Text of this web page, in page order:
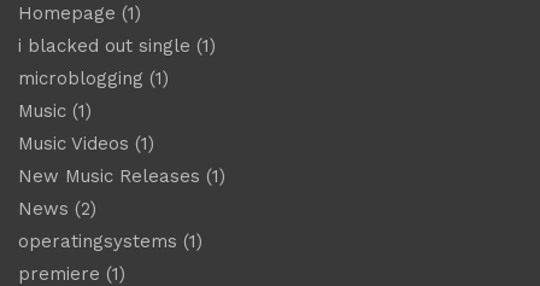
Homepage (1)
i blacked out single (1)
microblogging (1)
Music (1)
Music Videos (1)
New Music Releases (1)
News (2)
operatingsystems (1)
premiere (1)